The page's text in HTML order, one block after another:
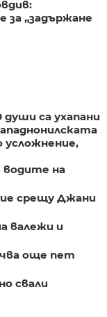
за „задържане
са ухапани
усложнение,
водите на
срещу Джани
валежи и
още пет
свали